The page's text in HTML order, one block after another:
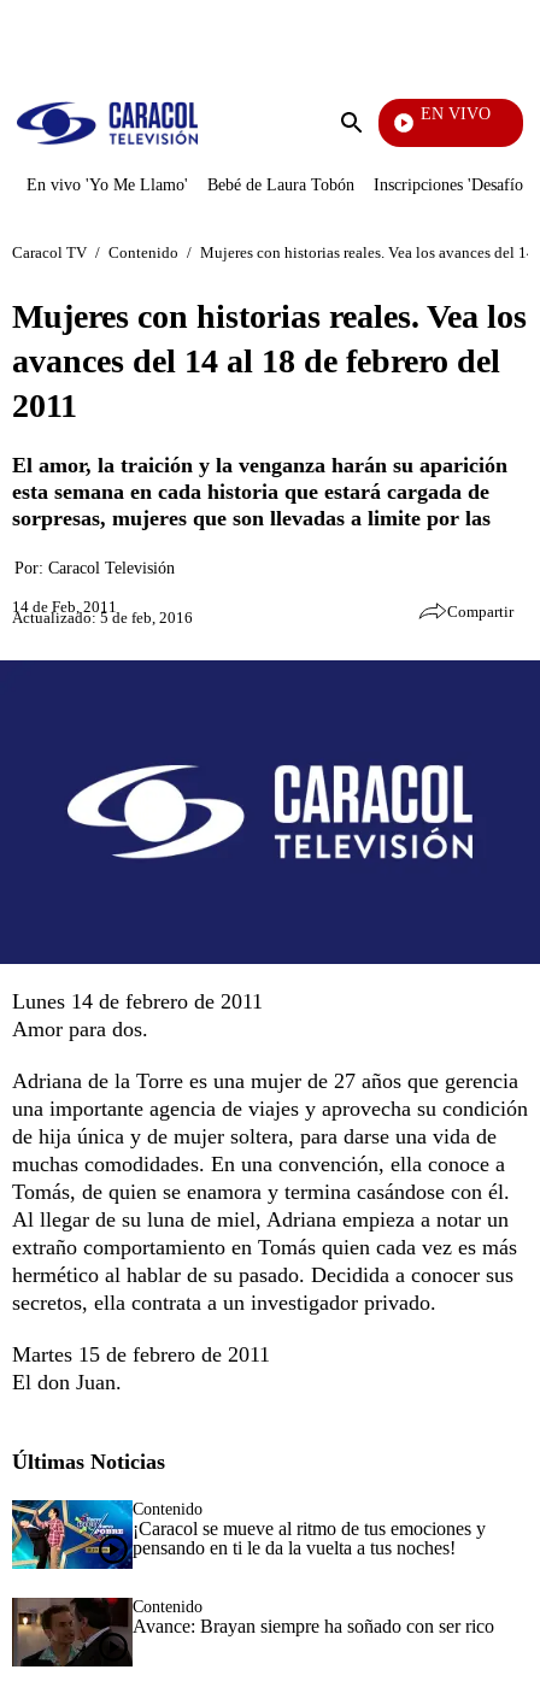
Enviar
EN VIVO
Yo Me Llamo
En vivo 'Yo Me Llamo' Bebé de Laura Tobón Inscripciones 'Desafío'
Caracol TV / Contenido / Mujeres con historias reales. Vea los avances del
Mujeres con historias reales. Vea los
avances del 14 al 18 de febrero del
2011
El amor, la traición y la venganza harán su aparición
esta semana en cada historia que estará cargada de
sorpresas, mujeres que son llevadas a limite por las
Por: Caracol Televisión
14 de Feb, 2011
Actualizado: 5 de feb, 2016 Compartir
Lunes 14 de febrero de 2011
Amor para dos.
Adriana de la Torre es una mujer de 27 años que gerencia
una importante agencia de viajes y aprovecha su condición
de hija única y de mujer soltera, para darse una vida de
muchas comodidades. En una convención, ella conoce a
Tomás, de quien se enamora y termina casándose con él.
Al llegar de su luna de miel, Adriana empieza a notar un
extraño comportamiento en Tomás quien cada vez es más
hermético al hablar de su pasado. Decidida a conocer sus
secretos, ella contrata a un investigador privado.
Martes 15 de febrero de 2011
El don Juan.
Últimas Noticias
Contenido
¡Caracol se mueve al ritmo de tus emociones y
pensando en ti le da la vuelta a tus noches!
Contenido
Avance: Brayan siempre ha soñado con ser rico